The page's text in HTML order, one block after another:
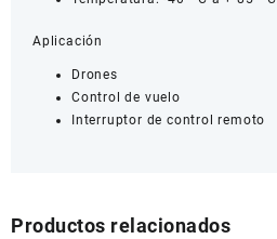
Aplicación
Drones
Control de vuelo
Interruptor de control remoto
Productos relacionados